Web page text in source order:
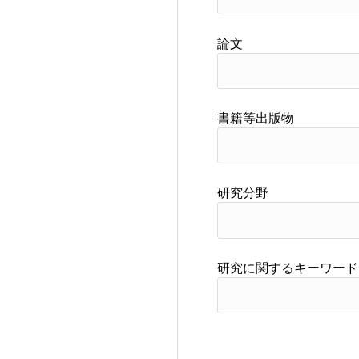
論文
書籍等出版物
研究分野
研究に関するキーワード